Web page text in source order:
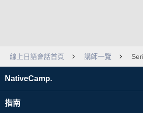
線上日語會話首頁 講師一覽
NativeCamp.
指南